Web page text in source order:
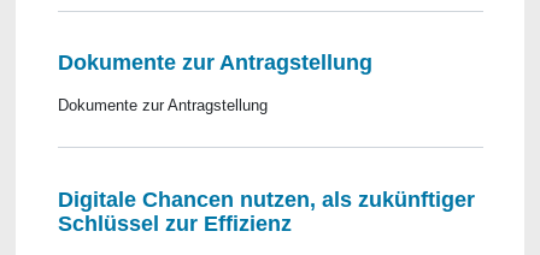
Dokumente zur Antragstellung
Dokumente zur Antragstellung
Digitale Chancen nutzen, als zukünftiger
Schlüssel zur Effizienz